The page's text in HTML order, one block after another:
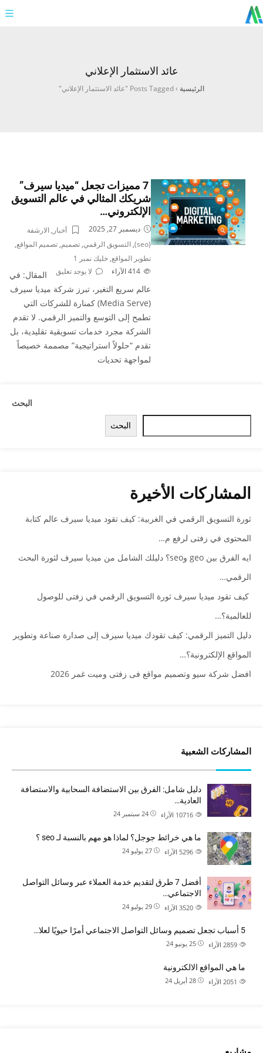
عائد الاستثمار الإعلاني
الرئيسية ›Posts Tagged "عائد الاستثمار الإعلاني"
7 مميزات تجعل “ميديا سيرف”
شريكك المثالي في عالم التسويق
الإلكتروني…
ديسمبر 27, 2025 أخبار ,الارشفة
(seo)
,التسويق الرقمي,تصميم,تصميم المواقع,
تطوير المواقع,خليك نمبر 1
لا يوجد تعليق
414 الآراء
المقال: في
عالم سريع التغير، تبرز شركة ميديا سيرف
(Media Serve) كمنارة للشركات التي
تطمح إلى التوسع والتميز الرقمي. لا تقدم
الشركة مجرد خدمات تسويقية تقليدية، بل
تقدم “حلولاً استراتيجية” مصممة خصيصاً
لمواجهة تحديات
البحث
البحث
المشاركات الأخيرة
ثورة التسويق الرقمي في الغربية: كيف تقود ميديا سيرف عالم كتابة
المحتوى في زفتى لرفع م…
ايه الفرق بين geo وseo؟ دليلك الشامل من ميديا سيرف لثورة البحث
الرقمي…
كيف تقود ميديا سيرف ثورة التسويق الرقمي في زفتى للوصول
للعالمية؟…
دليل التميز الرقمي: كيف تقودك ميديا سيرف إلى صدارة صناعة وتطوير
المواقع الإلكترونية؟…
افضل شركة سيو وتصميم مواقع فى زفتى وميت غمر 2026
المشاركات الشعبية
دليل شامل: الفرق بين الاستضافة السحابية والاستضافة
العادية…
24 سبتمبر 24 الآراء
ما هي خرائط جوجل؟ لماذا هو مهم بالنسبة لـ seo ؟
27 يوليو 24 الآراء
أفضل 7 طرق لتقديم خدمة العملاء عبر وسائل التواصل
الاجتماعي…
29 يوليو 24 الآراء
5 أسباب تجعل تصميم وسائل التواصل الاجتماعي أمرًا حيويًا لعلا…
25 يونيو 24 الآراء
ما هي المواقع الالكترونية
28 أبريل 24 الآراء